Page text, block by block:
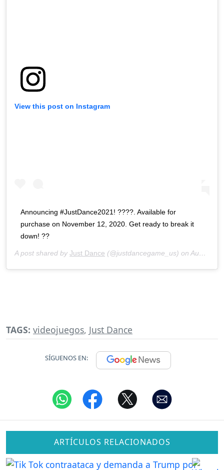
View this post on Instagram
Announcing #JustDance2021! ????. Available for
purchase on November 12, 2020. Get ready to break it
down! ??
A post shared by Just Dance (@justdancegame_us) on Aug 26, 2020 at 7:01am PDT
TAGS: videojuegos, Just Dance
SÍGUENOS EN:
ARTÍCULOS RELACIONADOS